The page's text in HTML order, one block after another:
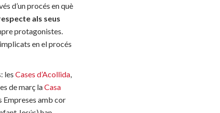
d’un procés en què
als seus
protagonistes.
en el procés
les Cases d’Acollida
de març laCasa
Empreses amb cor